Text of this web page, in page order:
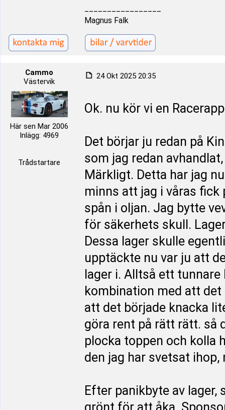
Magnus Falk
Cammo
Västervik
Här sen Mar 2006
Inlägg: 4969
Trådstartare
24 Okt 2025 20:35
Ok. nu kör vi en
Det börjar ju redan på
som jag redan
Märkligt. Detta har jag
minns att jag i våras fick
spån i oljan. Jag bytte
för säkerhets skull.
Dessa lager skulle
upptäckte nu var ju att
lager i. Alltså ett
kombination med att
att det började knacka
göra rent på rätt rätt. så
plocka toppen och kolla
den jag har svetsat
Efter panikbyte av